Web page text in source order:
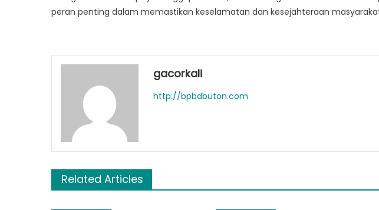
peran penting dalam memastikan keselamatan dan kesejahteraan
gacorkali
http://bpbdbuton.com
Related Articles